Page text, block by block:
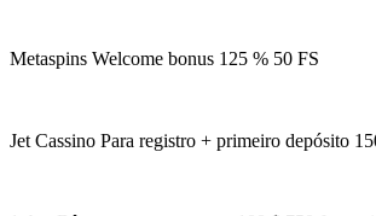
Metaspins Welcome bonus 125 % 50 FS
Jet Cassino Para registro + primeiro depósito